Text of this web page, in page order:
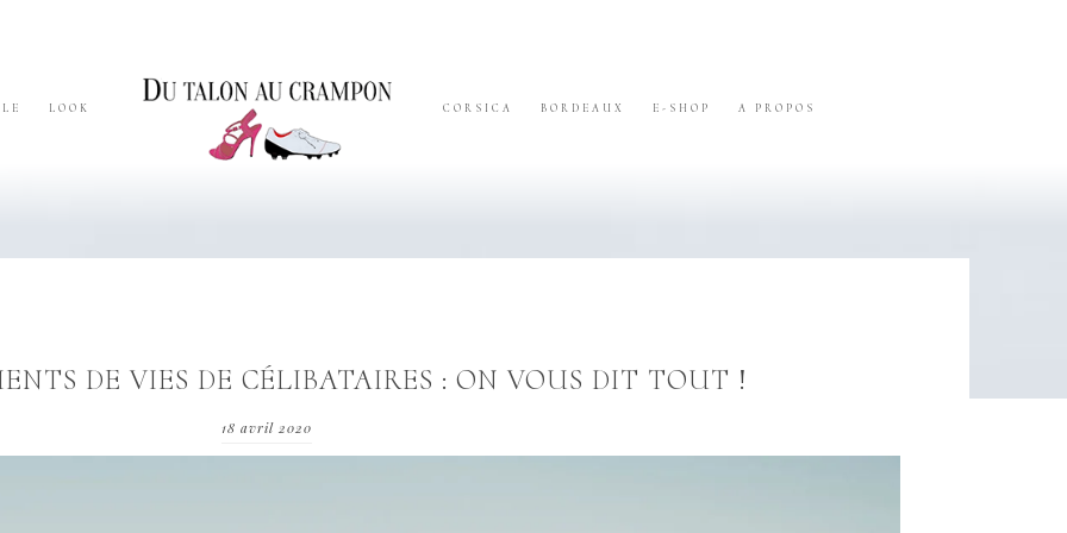
LOOK CORSICA BORDEAUX E-SHOP A PROPOS
DE VIES DE CÉLIBATAIRES : ON VOUS DIT TOUT !
18 avril 2020